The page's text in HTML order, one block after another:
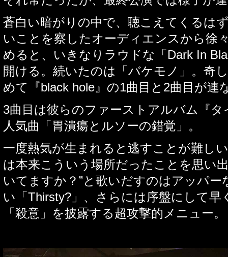
蒼白い暗がりの中で、聴こえてくるは
いことを察したオーディエンスから徐
めると、いきなりラウドな「Dark In
開ける。続いたのは「バケモノ」。奇
めて『black hole 』の1曲目と 2曲目が連
3曲目は彼らのファーストアルバム『
人気曲「胃潰瘍とルソーの錯覚」。
一度熱気が生まれると逃すことが難し
は本来こういう場所だったことを思い
いてますか？ ”と歌いだすのはアッパー
い「Thirsty? 」、さらには序盤にして早
「殺意」を披露する超攻撃的メニュー。